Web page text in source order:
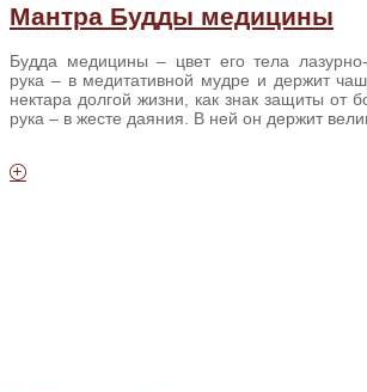
Мантра Будды медицины
Будда медицины – цвет его тела
рука – в медитативной мудре и держит
нектара долгой жизни, как знак защиты от
рука – в жесте даяния. В ней он держит